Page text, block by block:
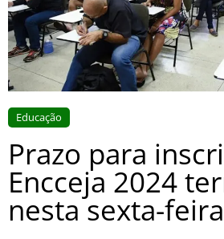
Educação
Prazo para
Encceja 2024
nesta sexta-feira